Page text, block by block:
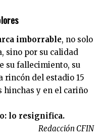
imborrable, no solo
sino por su calidad
su fallecimiento, su
rincón del estadio 15
hinchas y en el cariño
lo resignifica.
Redacción CFIN